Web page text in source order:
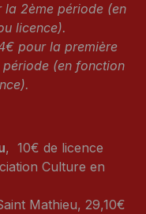
la 2ème période (en
licence).
pour la première
(en fonction
, 10€ de licence
Culture en
Mathieu, 29,10€